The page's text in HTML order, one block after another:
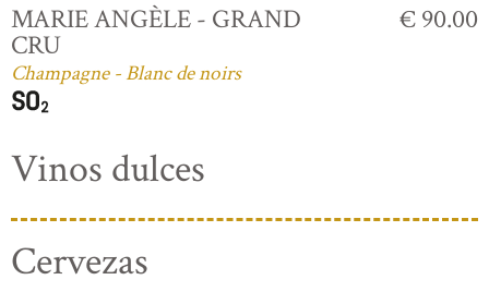
MARIE ANGÈLE - GRAND
CRU
Champagne - Blanc de noirs
€ 90.00
Vinos dulces
Cervezas